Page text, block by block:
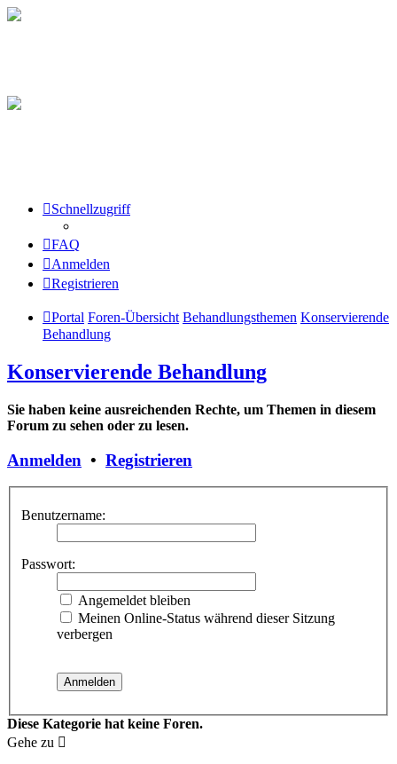
Schnellzugriff
FAQ
Anmelden
Registrieren
Portal Foren-Übersicht Behandlungsthemen Konservierende
Behandlung
Konservierende Behandlung
Sie haben keine ausreichenden Rechte, um Themen in diesem
Forum zu sehen oder zu lesen.
Anmelden • Registrieren
Benutzername:
Passwort:
Angemeldet bleiben
Meinen Online-Status während dieser Sitzung
verbergen
Diese Kategorie hat keine Foren.
Gehe zu